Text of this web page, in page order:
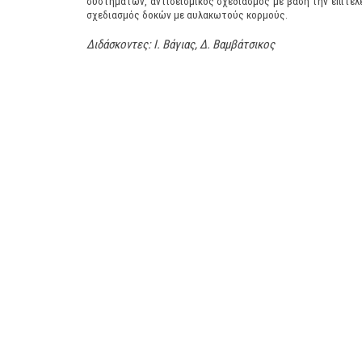
σχεδιασμός δοκών με αυλακωτούς κορμούς.
Διδάσκοντες: Ι. Βάγιας, Δ. Βαμβάτσικος